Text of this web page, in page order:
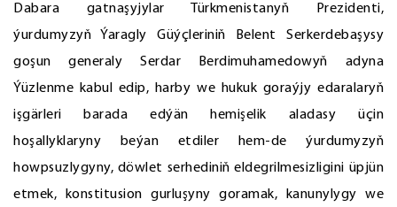
Dabara gatnaşyjylar Türkmenistanyň Prezidenti,
ýurdumyzyň Ýaragly Güýçleriniň Belent Serkerdebaşysy
goşun generaly Serdar Berdimuhamedowyň adyna
Ýüzlenme kabul edip, harby we hukuk goraýjy edaralaryň
işgärleri barada edýän hemişelik aladasy üçin
hoşallyklaryny beýan etdiler hem-de ýurdumyzyň
howpsuzlygyny, döwlet serhediniň eldegrilmesizligini üpjün
etmek, konstitusion gurluşyny goramak, kanunylygy we